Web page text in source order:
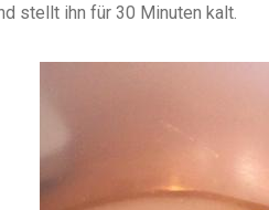
stellt ihn für 30 Minuten kalt.